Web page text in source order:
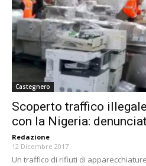
Castegnero
Scoperto traffico
con la Nigeria:
Redazione -
12 Dicembre 2017
Un traffico di rifiuti di